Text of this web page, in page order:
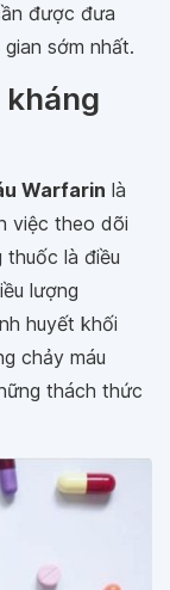
được đưa
sớm nhất.
Warfarin là
việc theo dõi
là điều
lượng
huyết khối
chảy máu
thách thức